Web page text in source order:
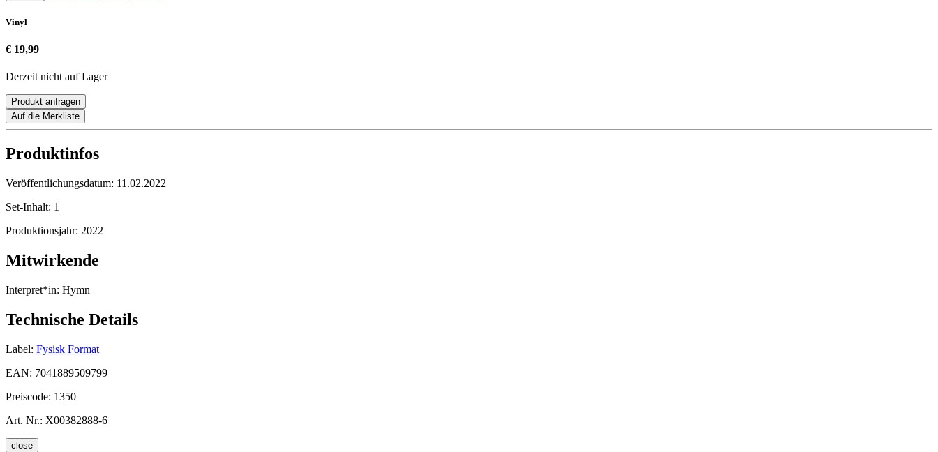
Vinyl
€ 19,99
Derzeit nicht auf Lager
Produkt anfragen
Auf die Merkliste
Produktinfos
Veröffentlichungsdatum: 11.02.2022
Set-Inhalt: 1
Produktionsjahr: 2022
Mitwirkende
Interpret*in: Hymn
Technische Details
Label: Fysisk Format
EAN: 7041889509799
Preiscode: 1350
Art. Nr.: X00382888-6
close